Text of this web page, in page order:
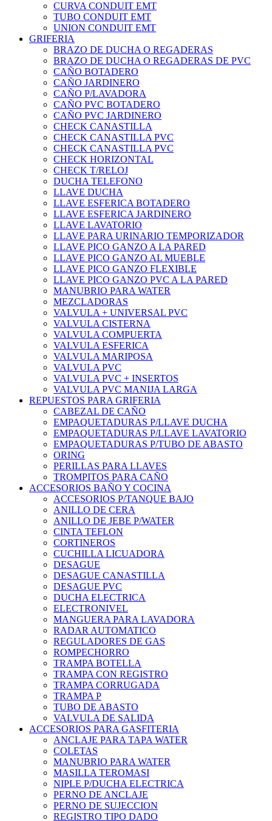
CURVA CONDUIT EMT
TUBO CONDUIT EMT
UNION CONDUIT EMT
GRIFERIA
BRAZO DE DUCHA O REGADERAS
BRAZO DE DUCHA O REGADERAS DE PVC
CAÑO BOTADERO
CAÑO JARDINERO
CAÑO P/LAVADORA
CAÑO PVC BOTADERO
CAÑO PVC JARDINERO
CHECK CANASTILLA
CHECK CANASTILLA PVC
CHECK CANASTILLA PVC
CHECK HORIZONTAL
CHECK T/RELOJ
DUCHA TELEFONO
LLAVE DUCHA
LLAVE ESFERICA BOTADERO
LLAVE ESFERICA JARDINERO
LLAVE LAVATORIO
LLAVE PARA URINARIO TEMPORIZADOR
LLAVE PICO GANZO A LA PARED
LLAVE PICO GANZO AL MUEBLE
LLAVE PICO GANZO FLEXIBLE
LLAVE PICO GANZO PVC A LA PARED
MANUBRIO PARA WATER
MEZCLADORAS
VALVULA + UNIVERSAL PVC
VALVULA CISTERNA
VALVULA COMPUERTA
VALVULA ESFERICA
VALVULA MARIPOSA
VALVULA PVC
VALVULA PVC + INSERTOS
VALVULA PVC MANIJA LARGA
REPUESTOS PARA GRIFERIA
CABEZAL DE CAÑO
EMPAQUETADURAS P/LLAVE DUCHA
EMPAQUETADURAS P/LLAVE LAVATORIO
EMPAQUETADURAS P/TUBO DE ABASTO
ORING
PERILLAS PARA LLAVES
TROMPITOS PARA CAÑO
ACCESORIOS BAÑO Y COCINA
ACCESORIOS P/TANQUE BAJO
ANILLO DE CERA
ANILLO DE JEBE P/WATER
CINTA TEFLON
CORTINEROS
CUCHILLA LICUADORA
DESAGUE
DESAGUE CANASTILLA
DESAGUE PVC
DUCHA ELECTRICA
ELECTRONIVEL
MANGUERA PARA LAVADORA
RADAR AUTOMATICO
REGULADORES DE GAS
ROMPECHORRO
TRAMPA BOTELLA
TRAMPA CON REGISTRO
TRAMPA CORRUGADA
TRAMPA P
TUBO DE ABASTO
VALVULA DE SALIDA
ACCESORIOS PARA GASFITERIA
ANCLAJE PARA TAPA WATER
COLETAS
MANUBRIO PARA WATER
MASILLA TEROMASI
NIPLE P/DUCHA ELECTRICA
PERNO DE ANCLAJE
PERNO DE SUJECCION
REGISTRO TIPO DADO